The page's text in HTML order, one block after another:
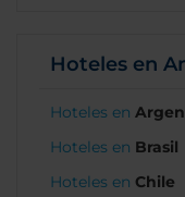
Hoteles en
Hoteles en
Hoteles en Brasil
Hoteles en Chile